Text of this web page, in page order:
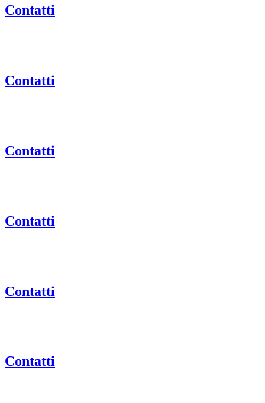
Contatti
Contatti
Contatti
Contatti
Contatti
Contatti